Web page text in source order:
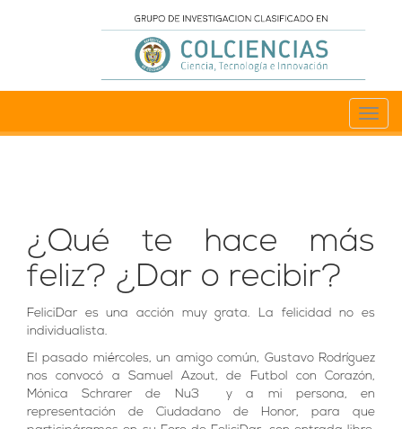
¿Qué te hace más
feliz? ¿Dar o recibir?
FeliciDar es una acción muy grata. La felicidad no es
individualista.
El pasado miércoles, un amigo común, Gustavo Rodríguez
nos convocó a Samuel Azout, de Futbol con Corazón,
Mónica Schrarer de Nu3 y a mi persona, en
representación de Ciudadano de Honor, para que